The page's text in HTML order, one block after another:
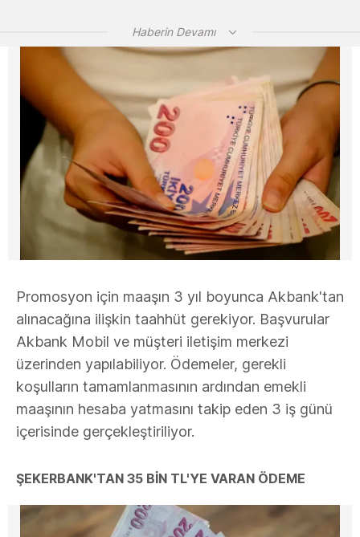
Haberin Devamı
Promosyon için maaşın 3 yıl boyunca Akbank'tan
alınacağına ilişkin taahhüt gerekiyor. Başvurular
Akbank Mobil ve müşteri iletişim merkezi
üzerinden yapılabiliyor. Ödemeler, gerekli
koşulların tamamlanmasının ardından emekli
maaşının hesaba yatmasını takip eden 3 iş günü
içerisinde gerçekleştiriliyor.
ŞEKERBANK'TAN 35 BİN TL'YE VARAN ÖDEME